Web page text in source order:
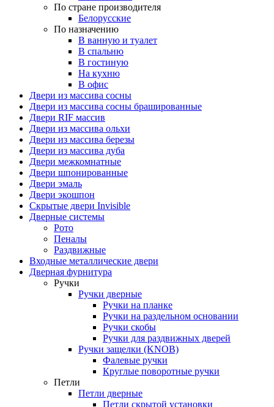
По стране производителя
Белорусские
По назначению
В ванную и туалет
В спальню
В гостиную
На кухню
В офис
Двери из массива сосны
Двери из массива сосны брашированные
Двери RIF массив
Двери из массива ольхи
Двери из массива березы
Двери из массива дуба
Двери межкомнатные
Двери шпонированные
Двери эмаль
Двери экошпон
Скрытые двери Invisible
Дверные системы
Рото
Пеналы
Раздвижные
Входные металлические двери
Дверная фурнитура
Ручки
Ручки дверные
Ручки на планке
Ручки на раздельном основании
Ручки скобы
Ручки для раздвижных дверей
Ручки защелки (KNOB)
Фалевые ручки
Круглые поворотные ручки
Петли
Петли дверные
Петли скрытой установки